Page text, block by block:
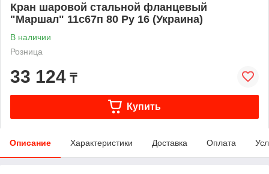
Кран шаровой стальной фланцевый
"Маршал" 11с67п 80 Ру 16 (Украина)
В наличии
Розница
33 124 ₸
Купить
Описание Характеристики Доставка Оплата